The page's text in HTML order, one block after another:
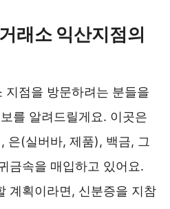
래소 익산지점의
지점을 방문하려는 분들을
를 알려드릴게요. 이곳은
은(실버바, 제품), 백금, 그
금속을 매입하고 있어요.
계획이라면, 신분증을 지참